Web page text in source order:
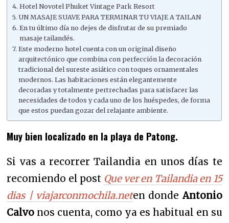
Hotel Novotel Phuket Vintage Park Resort
UN MASAJE SUAVE PARA TERMINAR TU VIAJE A TAILAN
En tu último día no dejes de disfrutar de su premiado
masaje tailandés.
Este moderno hotel cuenta con un original diseño
arquitectónico que combina con perfección la decoración
tradicional del sureste asiático con toques ornamentales
modernos. Las habitaciones están elegantemente
decoradas y totalmente pertrechadas para satisfacer las
necesidades de todos y cada uno de los huéspedes, de forma
que estos puedan gozar del relajante ambiente.
Muy bien localizado en la playa de Patong.
Si vas a recorrer Tailandia en unos días te
recomiendo el post Que ver en Tailandia en 15
dias | viajarconmochila.neten donde Antonio
Calvo nos cuenta, como ya es habitual en su